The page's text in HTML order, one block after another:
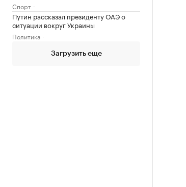
Спорт
Путин рассказал президенту ОАЭ о
ситуации вокруг Украины
Политика
Загрузить еще